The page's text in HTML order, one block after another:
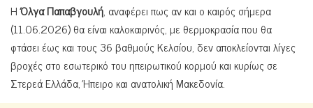
ΗΌλγα Παπαβγουλή, αναφέρει πως αν και ο καιρός σήμερα
(11.06.2026) θα είναι καλοκαιρινός, με θερμοκρασία που θα
φτάσει έως και τους 36 βαθμούς Κελσίου, δεν αποκλείονται λίγες
βροχές στο εσωτερικό του ηπειρωτικού κορμού και κυρίως σε
Στερεά Ελλάδα, Ήπειρο και ανατολική Μακεδονία.